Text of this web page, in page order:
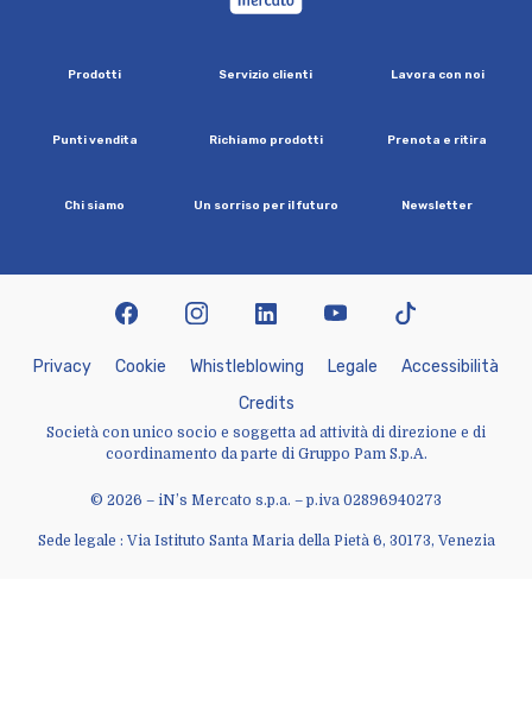
Prodotti Servizio clienti Lavora con noi
Puntivendita Richiamo prodotti Prenota e ritira
Chi siamo Un sorriso per ilfuturo Newsletter
© 2026 – iN’s Mercato s.p.a. – p.iva 02896940273
Sede legale : Via Istituto Santa Maria della Pietà 6, 30173, Venezia
Privacy Cookie Whist eb owing Lega e Accessibi ità
Credits
Società con unico socio e soggetta ad attività di direzione e di
coordinamento da parte di Gruppo Pam S.p.A.
facebookinstagramlinkedin youtubetiktok